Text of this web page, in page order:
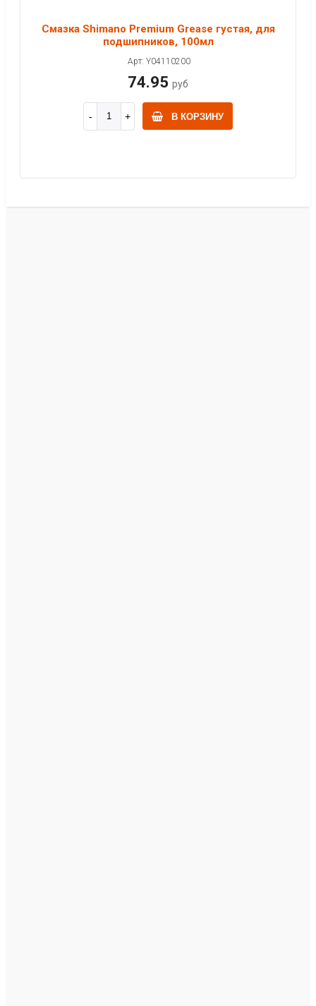
Смазка Shimano Premium Grease густая, для
подшипников, 100мл
Арт: Y04110200
74.95 руб
В КОРЗИНУ